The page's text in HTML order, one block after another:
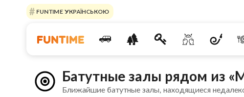
FUNTIME УКРАЇНСЬКОЮ
Батутные залы рядом из
Ближайшие батутные залы, находящиеся